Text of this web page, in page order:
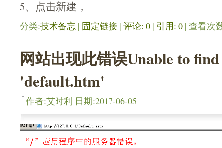
5、点击新建，
分类:技术备忘 | 固定链接 | 评论: 0 | 引用: 0 | 查看次
网站出现此错误Unable to
'default.htm'
作者:艾时利 日期:2017-06-05